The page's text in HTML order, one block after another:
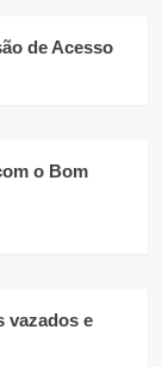
de Acesso
o Bom
vazados e